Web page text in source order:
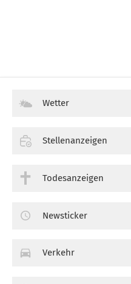
Wetter
Stellenanzeigen
Todesanzeigen
Newsticker
Verkehr